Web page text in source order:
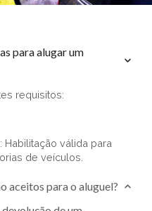
para alugar um
requisitos:
Habilitação válida para
de veículos.
aceitos para o aluguel?